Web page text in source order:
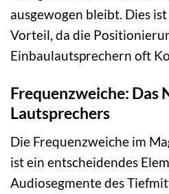
ausgewogen bleibt. Dies
Vorteil, da die
Einbaulautsprechern oft
Frequenzweiche: Das
Lautsprechers
Die Frequenzweiche im
ist ein entscheidendes
Audiosegmente des